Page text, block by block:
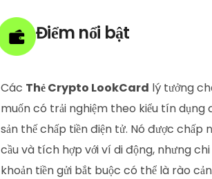
Điểm nổi bật
Các Thẻ Crypto LookCard lý tưởng
muốn có trải nghiệm theo kiểu tín dụng
sản thế chấp tiền điện tử. Nó được chấp
cầu và tích hợp với ví di động, nhưng
khoản tiền gửi bắt buộc có thể là rào